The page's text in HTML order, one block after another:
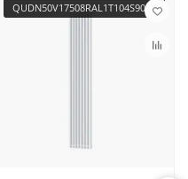
QUDN50V17508RAL1T104S9016